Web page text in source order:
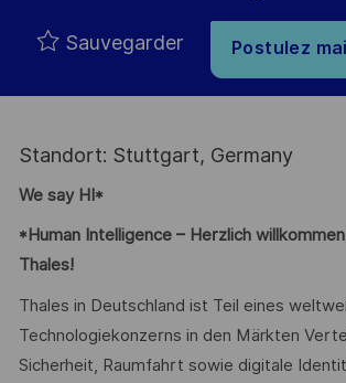
Sauvegarder Postulez
Standort: Stuttgart, Germany
We say HI*
*Human Intelligence – Herzlich
Thales!
Thales in Deutschland ist Teil eines
Technologiekonzerns in den Märkten
Sicherheit, Raumfahrt sowie digitale